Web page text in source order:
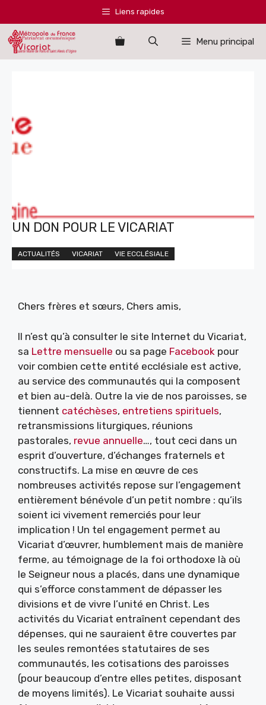
au
contenu
Liens rapides
Menu principal
UN DON POUR LE VICARIAT
ACTUALITÉS VICARIAT VIE ECCLÉSIALE
Chers frères et sœurs, Chers amis,
Il n’est qu’à consulter le site Internet du Vicariat,
sa Lettre mensuelle ou sa page Facebook pour
voir combien cette entité ecclésiale est active,
au service des communautés qui la composent
et bien au-delà. Outre la vie de nos paroisses, se
tiennent catéchèses, entretiens spirituels,
retransmissions liturgiques, réunions
pastorales, revue annuelle…, tout ceci dans un
esprit d’ouverture, d’échanges fraternels et
constructifs. La mise en œuvre de ces
nombreuses activités repose sur l’engagement
entièrement bénévole d’un petit nombre : qu’ils
soient ici vivement remerciés pour leur
implication ! Un tel engagement permet au
Vicariat d’œuvrer, humblement mais de manière
ferme, au témoignage de la foi orthodoxe là où
le Seigneur nous a placés, dans une dynamique
qui s’efforce constamment de dépasser les
divisions et de vivre l’unité en Christ. Les
activités du Vicariat entraînent cependant des
dépenses, qui ne sauraient être couvertes par
les seules remontées statutaires de ses
communautés, les cotisations des paroisses
(pour beaucoup d’entre elles petites, disposant
de moyens limités). Le Vicariat souhaite aussi